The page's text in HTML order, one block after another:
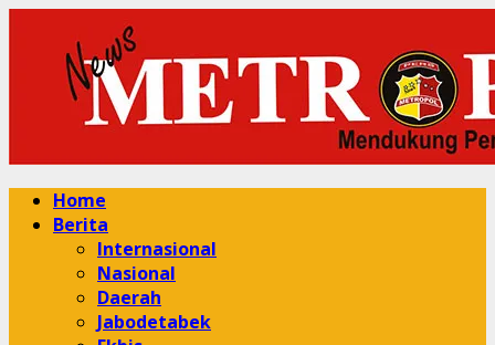
content
Primary
Menu
Home
Berita
Internasional
Nasional
Daerah
Jabodetabek